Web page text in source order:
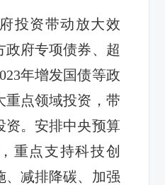
资带动放大效
政府专项债券、超
年增发国债等政
重点领域投资，带
资。安排中央预算
重点支持科技创
、减排降碳、加强